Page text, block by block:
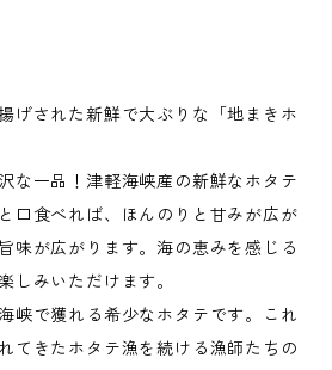
げされた新鮮で大ぶりな「地まきホ
な一品！津軽海峡産の新鮮なホタテ
口食べれば、ほんのりと甘みが広が
味が広がります。海の恵みを感じる
しみいただけます。
峡で獲れる希少なホタテです。これ
てきたホタテ漁を続ける漁師たちの